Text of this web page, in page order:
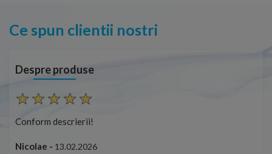
Ce spun clientii nostri
Despre produse
Conform descrierii!
Nicolae - 13.02.2026